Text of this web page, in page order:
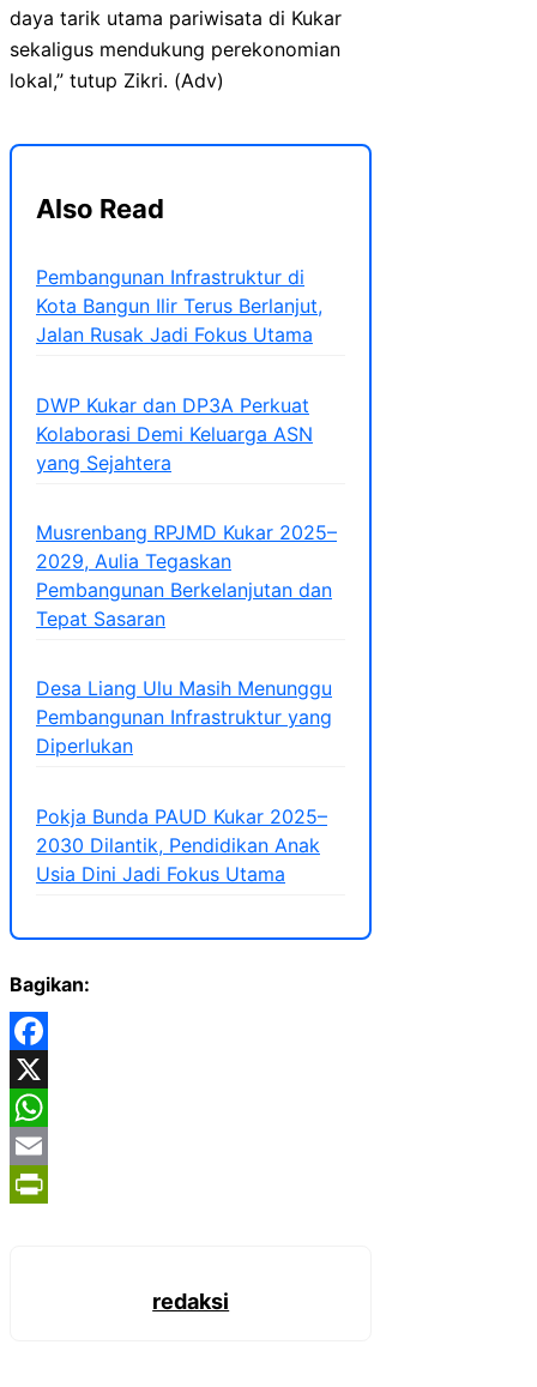
daya tarik utama pariwisata di Kukar
sekaligus mendukung perekonomian
lokal,” tutup Zikri. (Adv)
Also Read
Pembangunan Infrastruktur di
Kota Bangun Ilir Terus Berlanjut,
Jalan Rusak Jadi Fokus Utama
DWP Kukar dan DP3A Perkuat
Kolaborasi Demi Keluarga ASN
yang Sejahtera
Musrenbang RPJMD Kukar 2025–
2029, Aulia Tegaskan
Pembangunan Berkelanjutan dan
Tepat Sasaran
Desa Liang Ulu Masih Menunggu
Pembangunan Infrastruktur yang
Diperlukan
Pokja Bunda PAUD Kukar 2025–
2030 Dilantik, Pendidikan Anak
Usia Dini Jadi Fokus Utama
Bagikan:
Facebook
X
WhatsApp
Email
redaksi